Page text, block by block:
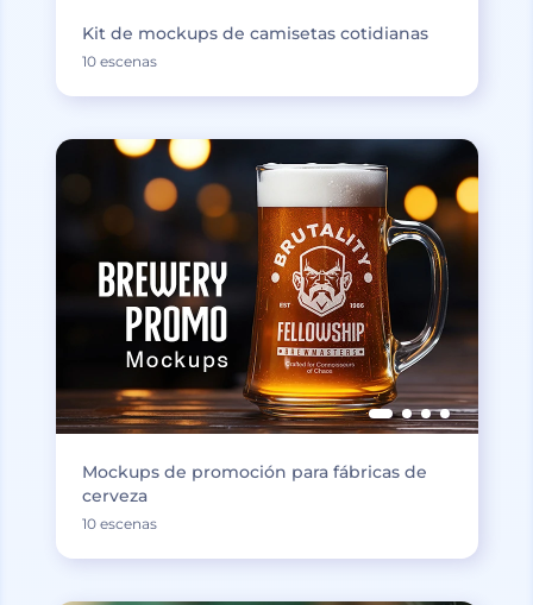
Kit de mockups de camisetas cotidianas
10 escenas
Mockups de promoción para fábricas de
cerveza
10 escenas